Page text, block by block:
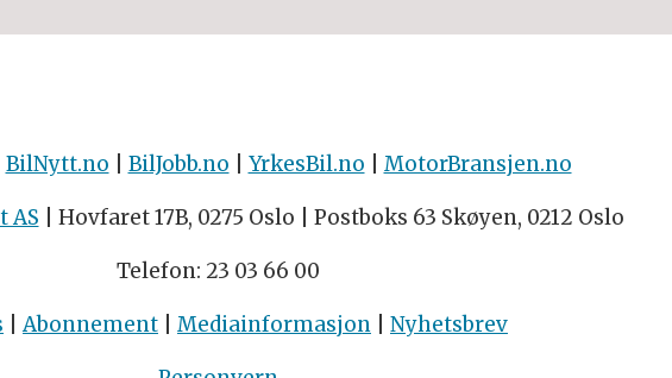
BilNytt.no BilJobb.no YrkesBil.no MotorBransjen.no
AS | Hovfaret 17B, 0275 Oslo | Postboks 63 Skøyen, 0212 Oslo
Telefon: 23 03 66 00
|Abonnement Mediainformasjon Nyhetsbrev